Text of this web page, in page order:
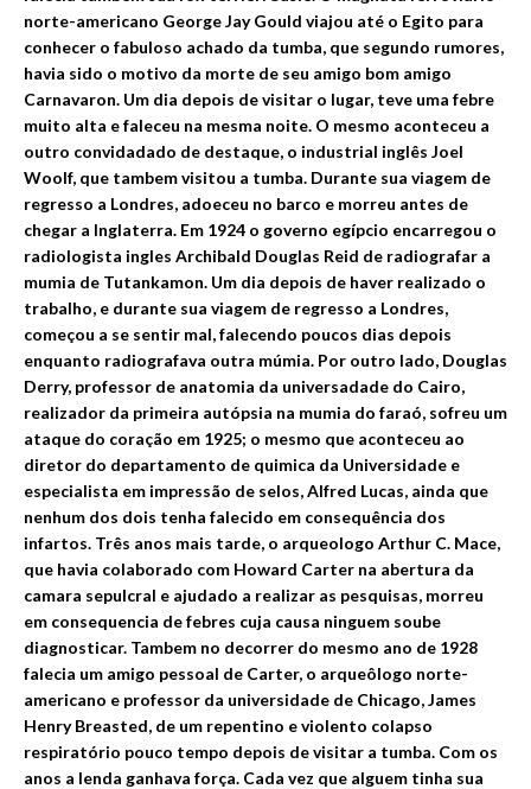
norte-americano George Jay Gould viajou até o Egito para
conhecer o fabuloso achado da tumba, que segundo rumores,
havia sido o motivo da morte de seu amigo bom amigo
Carnavaron. Um dia depois de visitar o lugar, teve uma febre
muito alta e faleceu na mesma noite. O mesmo aconteceu a
outro convidadado de destaque, o industrial inglês Joel
Woolf, que tambem visitou a tumba. Durante sua viagem de
regresso a Londres, adoeceu no barco e morreu antes de
chegar a Inglaterra. Em 1924 o governo egípcio encarregou o
radiologista ingles Archibald Douglas Reid de radiografar a
mumia de Tutankamon. Um dia depois de haver realizado o
trabalho, e durante sua viagem de regresso a Londres,
começou a se sentir mal, falecendo poucos dias depois
enquanto radiografava outra múmia. Por outro lado, Douglas
Derry, professor de anatomia da universadade do Cairo,
realizador da primeira autópsia na mumia do faraó, sofreu um
ataque do coração em 1925; o mesmo que aconteceu ao
diretor do departamento de quimica da Universidade e
especialista em impressão de selos, Alfred Lucas, ainda que
nenhum dos dois tenha falecido em consequência dos
infartos. Três anos mais tarde, o arqueologo Arthur C. Mace,
que havia colaborado com Howard Carter na abertura da
camara sepulcral e ajudado a realizar as pesquisas, morreu
em consequencia de febres cuja causa ninguem soube
diagnosticar. Tambem no decorrer do mesmo ano de 1928
falecia um amigo pessoal de Carter, o arqueôlogo norte-
americano e professor da universidade de Chicago, James
Henry Breasted, de um repentino e violento colapso
respiratório pouco tempo depois de visitar a tumba. Com os
anos a lenda ganhava força. Cada vez que alguem tinha sua